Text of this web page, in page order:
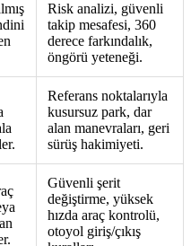
Risk analizi, güvenli
takip mesafesi, 360
derece farkındalık,
öngörü yeteneği.
Referans noktalarıyla
kusursuz park, dar
alan manevraları, geri
sürüş hakimiyeti.
Güvenli şerit
değiştirme, yüksek
hızda araç kontrolü,
otoyol giriş/çıkış